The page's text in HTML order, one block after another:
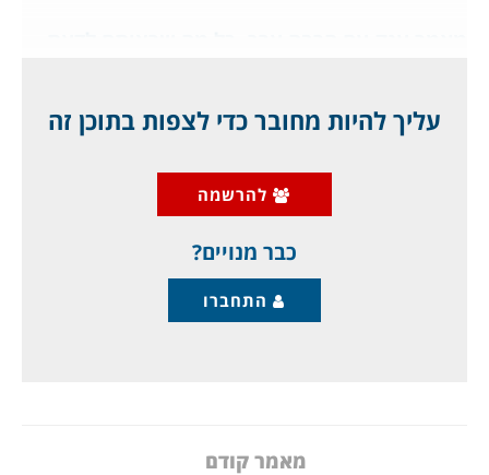
ואירופה שהשתנתה בעקבות ההצבעה ההיסטורית
בפרלמנט האירופי, ההשפעה על הכלכלה,
המוסלמים, והאם מלחמת האזרחים הכוללת ביבשת
עליך להיות מחובר כדי לצפות בתוכן זה
להרשמה
כבר מנויים?
התחברו
מאמר קודם